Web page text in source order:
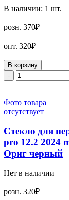
В наличии: 1 шт.
розн. 370₽
опт. 320₽
В корзину
-
Фото товара
отсутствует
Стекло для
pro 12.2 2024
Ориг черный
Нет в наличии
розн. 320₽